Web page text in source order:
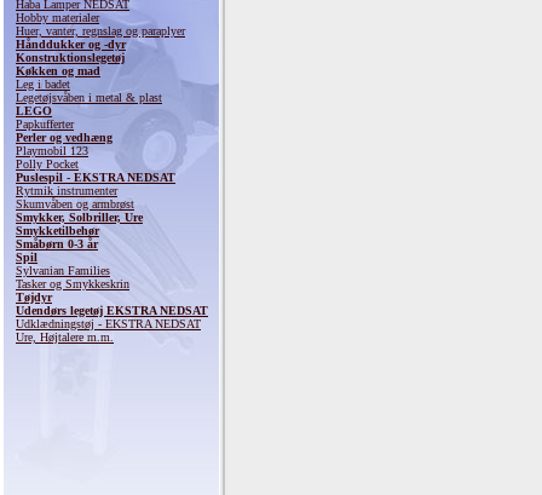
Haba Lamper NEDSAT
Hobby materialer
Huer, vanter, regnslag og paraplyer
Hånddukker og -dyr
Konstruktionslegetøj
Køkken og mad
Leg i badet
Legetøjsvåben i metal & plast
LEGO
Papkufferter
Perler og vedhæng
Playmobil 123
Polly Pocket
Puslespil - EKSTRA NEDSAT
Rytmik instrumenter
Skumvåben og armbrøst
Smykker, Solbriller, Ure
Smykketilbehør
Småbørn 0-3 år
Spil
Sylvanian Families
Tasker og Smykkeskrin
Tøjdyr
Udendørs legetøj EKSTRA NEDSAT
Udklædningstøj - EKSTRA NEDSAT
Ure, Højtalere m.m.